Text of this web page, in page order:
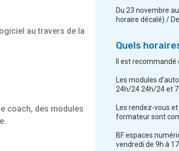
au travers de la
coach, des modules
Du 23 novembre
horaire décalé) /
Quels
Il est
Les modules
24h/24 24h/24 et 7
Les rendez-vous
formateur sont
BF espaces
vendredi de 9h à